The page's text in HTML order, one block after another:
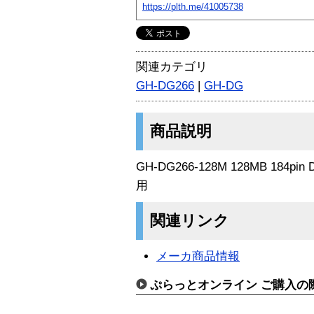
https://plth.me/41005738
関連カテゴリ
GH-DG266 | GH-DG
商品説明
GH-DG266-128M 128MB 184pin
用
関連リンク
メーカ商品情報
ぷらっとオンライン ご購入の